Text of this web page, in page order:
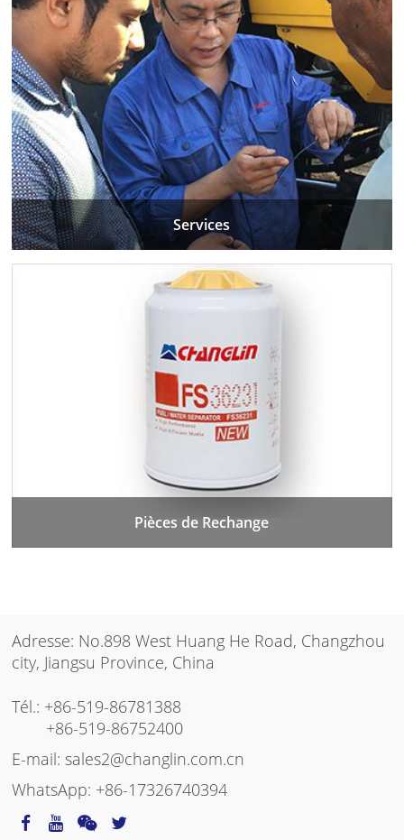
Services
Pièces de Rechange
Adresse: No.898 West Huang He Road, Changzhou
city, Jiangsu Province, China
Tél.: +86-519-86781388
+86-519-86752400
E-mail:sales2@changlin.com.cn
WhatsApp: +86-17326740394
